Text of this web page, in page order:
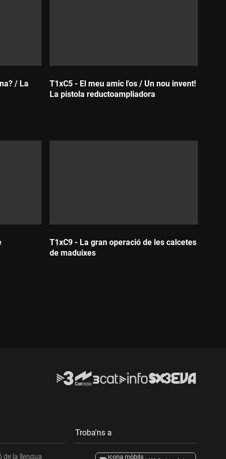
/ La
T1xC5 - El meu amic l'os / Un nou invent!
La pistola reductoampliadora
T1xC9 - La gran operació de les calcetes
de maduixes
de la llengua
Troba'ns a